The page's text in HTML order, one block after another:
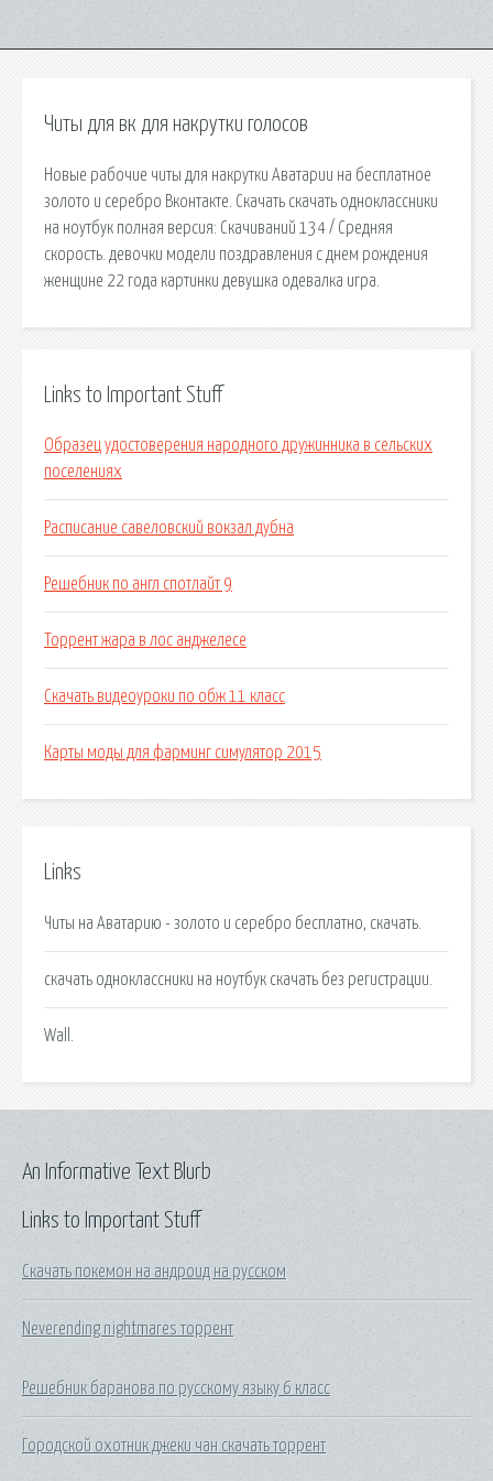
Читы для вк для накрутки голосов
Новые рабочие читы для накрутки Аватарии на бесплатное
золото и серебро Вконтакте. Скачать скачать одноклассники
на ноутбук полная версия: Скачиваний 134 / Средняя
скорость. девочки модели поздравления с днем рождения
женщине 22 года картинки девушка одевалка игра.
Links to Important Stuff
Образец удостоверения народного дружинника в сельских
поселениях
Расписание савеловский вокзал дубна
Решебник по англ спотлайт 9
Торрент жара в лос анджелесе
Скачать видеоуроки по обж 11 класс
Карты моды для фарминг симулятор 2015
Links
Читы на Аватарию - золото и серебро бесплатно, скачать.
скачать одноклассники на ноутбук скачать без регистрации.
Wall.
Links to Important Stuff
Скачать покемон на андроид на русском
Neverending nightmares торрент
Решебник баранова по русскому языку 6 класс
Городской охотник джеки чан скачать торрент
An Informative Text Blurb